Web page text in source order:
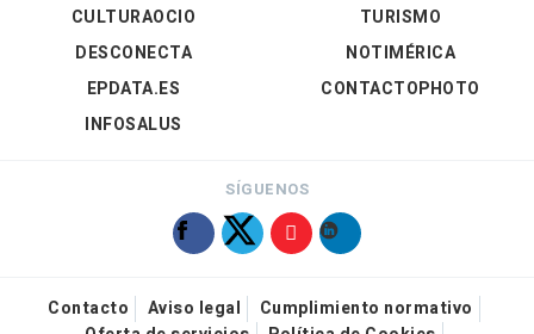
CULTURAOCIO
DESCONECTA
EPDATA.ES
INFOSALUS
TURISMO
NOTIMÉRICA
CONTACTOPHOTO
SÍGUENOS
Contacto Aviso legal
Cumplimiento normativo